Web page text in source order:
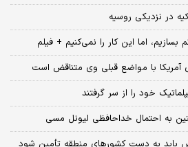
در نزدیکی روسیه
اما این کار را نمی‌کنیم + فیلم
آمریکا با مواضع قبلی وی متناقض است
خود را از سر گرفتند
به احتمال خداحافظی لیونل مسی